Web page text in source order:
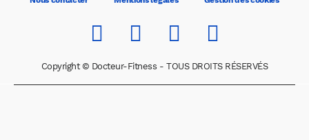
Copyright © Docteur-Fitness - TOUS DROITS RÉSERVÉS